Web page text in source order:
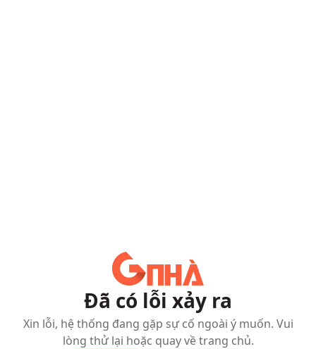
Đã có lỗi xảy ra
Xin lỗi, hệ thống đang gặp sự cố ngoài ý muốn. Vui
lòng thử lại hoặc quay về trang chủ.